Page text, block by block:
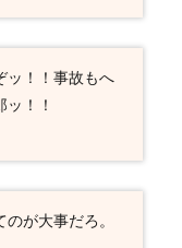
！！事故もへ
！！
が大事だろ。